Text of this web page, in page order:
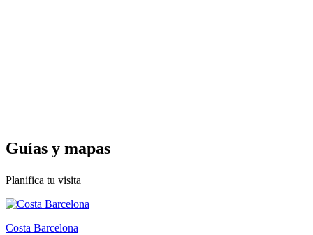
Guías y mapas
Planifica tu visita
Costa Barcelona